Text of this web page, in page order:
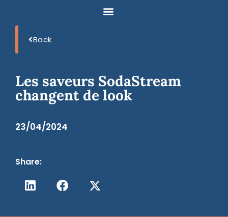
Back
Les saveurs SodaStream
changent de look
23/04/2024
Share: